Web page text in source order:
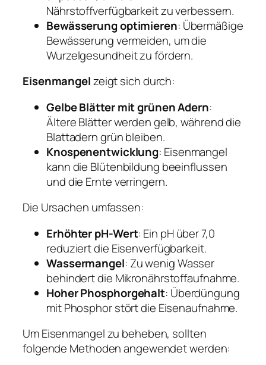
Nährstoffverfügbarkeit zu verbessern.
Bewässerung optimieren: Übermäßige
Bewässerung vermeiden, um die
Wurzelgesundheit zu fördern.
Eisenmangelzeigt sich durch:
Gelbe Blätter mit grünen Adern:
Ältere Blätter werden gelb, während die
Blattadern grün bleiben.
Knospenentwicklung: Eisenmangel
kann die Blütenbildung beeinflussen
und die Ernte verringern.
Die Ursachen umfassen:
Erhöhter pH-Wert: Ein pH über 7,0
reduziert die Eisenverfügbarkeit.
Wassermangel: Zu wenig Wasser
behindert die Mikronährstoffaufnahme.
Hoher Phosphorgehalt: Überdüngung
mit Phosphor stört die Eisenaufnahme.
Um Eisenmangel zu beheben, sollten
folgende Methoden angewendet werden: